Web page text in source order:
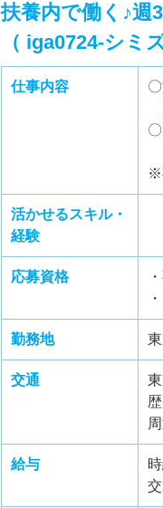
扶養内で働く♪週
（ iga0724-シミ
仕事内容
※
活かせるスキル・
経験
応募資格
勤務地
交通
給与